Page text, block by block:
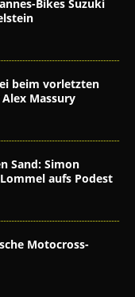
Bikes Suzuki
beim vorletzten
Massury
Sand: Simon
aufs Podest
Motocross-